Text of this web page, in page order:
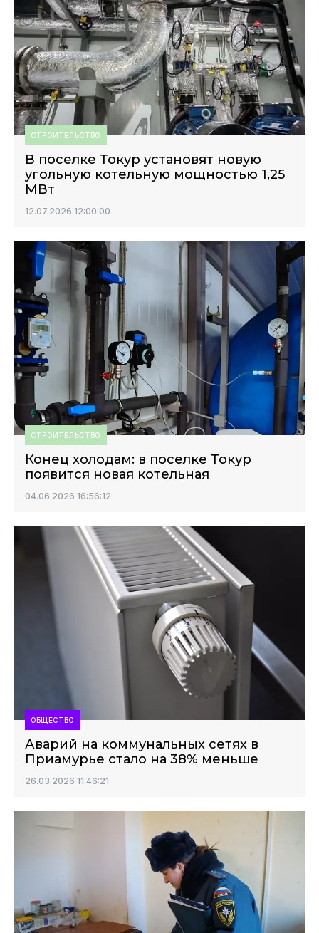
СТРОИТЕЛЬСТВО
В поселке Токур установят новую
угольную котельную мощностью 1,25
МВт
12.07.2026 12:00:00
СТРОИТЕЛЬСТВО
Конец холодам: в поселке Токур
появится новая котельная
04.06.2026 16:56:12
ОБЩЕСТВО
Аварий на коммунальных сетях в
Приамурье стало на 38% меньше
26.03.2026 11:46:21